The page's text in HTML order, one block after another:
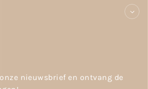
nieuwsbrief en ontvang de